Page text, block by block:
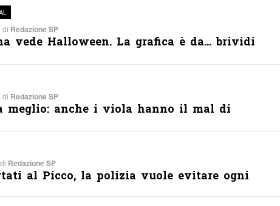
di Redazione SP
vede Halloween. La grafica è da… brividi
di Redazione SP
meglio: anche i viola hanno il mal di
Redazione SP
al Picco, la polizia vuole evitare ogni